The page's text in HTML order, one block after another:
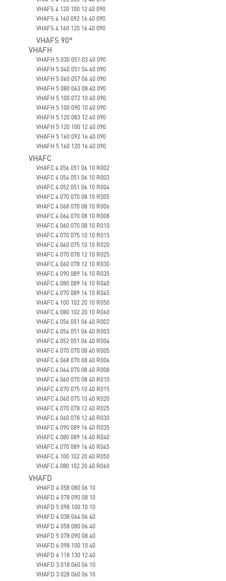
VHAFS 4 120 100 12 40 090
VHAFS 4 160 092 16 40 090
VHAFS 4 160 120 16 40 090
VHAFS 90°
VHAFH
VHAFH 5 030 051 03 40 090
VHAFH 5 040 051 04 40 090
VHAFH 5 060 057 06 40 090
VHAFH 5 080 063 08 40 090
VHAFH 5 100 072 10 40 090
VHAFH 5 100 090 10 40 090
VHAFH 5 120 083 12 40 090
VHAFH 5 120 100 12 40 090
VHAFH 5 160 092 16 40 090
VHAFH 5 160 120 16 40 090
VHAFC
VHAFC 4 056 051 06 10 R002
VHAFC 4 054 051 06 10 R003
VHAFC 4 052 051 06 10 R004
VHAFC 4 070 070 08 10 R005
VHAFC 4 068 070 08 10 R006
VHAFC 4 064 070 08 10 R008
VHAFC 4 060 070 08 10 R010
VHAFC 4 070 075 10 10 R015
VHAFC 4 060 075 10 10 R020
VHAFC 4 070 078 12 10 R025
VHAFC 4 060 078 12 10 R030
VHAFC 4 090 089 16 10 R035
VHAFC 4 080 089 16 10 R040
VHAFC 4 070 089 16 10 R045
VHAFC 4 100 102 20 10 R050
VHAFC 4 080 102 20 10 R060
VHAFC 4 056 051 06 40 R002
VHAFC 4 054 051 06 40 R003
VHAFC 4 052 051 06 40 R004
VHAFC 4 070 070 08 40 R005
VHAFC 4 068 070 08 40 R006
VHAFC 4 064 070 08 40 R008
VHAFC 4 060 070 08 40 R010
VHAFC 4 070 075 10 40 R015
VHAFC 4 060 075 10 40 R020
VHAFC 4 070 078 12 40 R025
VHAFC 4 060 078 12 40 R030
VHAFC 4 090 089 16 40 R035
VHAFC 4 080 089 16 40 R040
VHAFC 4 070 089 16 40 R045
VHAFC 4 100 102 20 40 R050
VHAFC 4 080 102 20 40 R060
VHAFD
VHAFD 4 058 080 06 10
VHAFD 4 078 090 08 10
VHAFD 5 098 100 10 10
VHAFD 4 038 064 06 40
VHAFD 4 058 080 06 40
VHAFD 5 078 090 08 40
VHAFD 6 098 100 10 40
VHAFD 6 118 130 12 40
VHAFD 3 018 060 06 10
VHAFD 3 028 060 06 10